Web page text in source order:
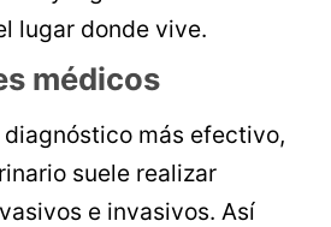
lugar donde vive.
médicos
diagnóstico más efectivo,
suele realizar
e invasivos. Así